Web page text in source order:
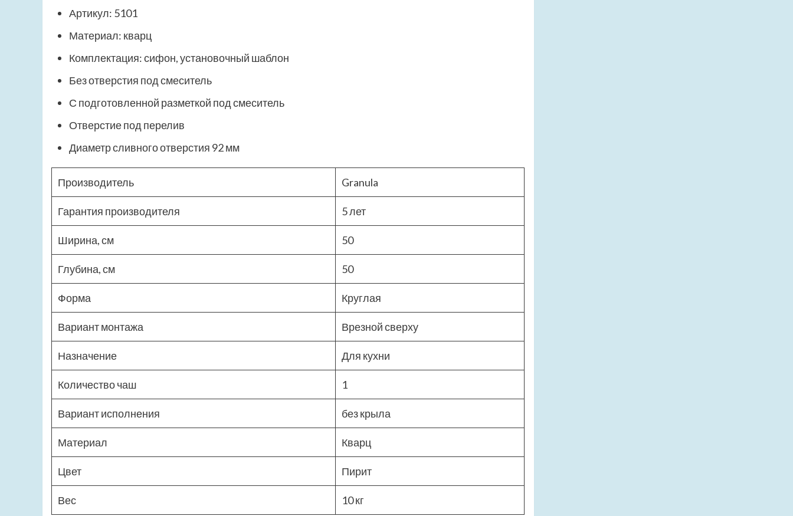
Артикул: 5101
Материал: кварц
Комплектация: сифон, установочный шаблон
Без отверстия под смеситель
С подготовленной разметкой под смеситель
Отверстие под перелив
Диаметр сливного отверстия 92 мм
Производитель Granula
Гарантия производителя 5 лет
Ширина, см 50
Глубина, см 50
Форма Круглая
Вариант монтажа Врезной сверху
Назначение Для кухни
Количество чаш 1
Вариант исполнения без крыла
Материал Кварц
Цвет Пирит
Вес 10 кг